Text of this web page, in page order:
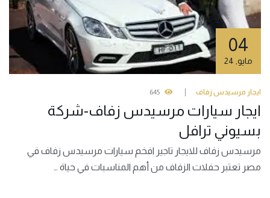
04
مايو,
ايجار مرسيدس زفاف 645
ايجار سيارات مرسيدس زفاف-شركة
بسيوني ترافل
مرسيدس زفاف للايجار تاجير افخم سيارات مرسيدس زفاف في
مصر تعتبر حفلات الزفاف من أهم المناسبات في حياة …